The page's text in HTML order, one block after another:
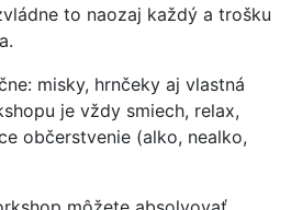
to naozaj každý a trošku
misky, hrnčeky aj vlastná
je vždy smiech, relax,
občerstvenie (alko, nealko,